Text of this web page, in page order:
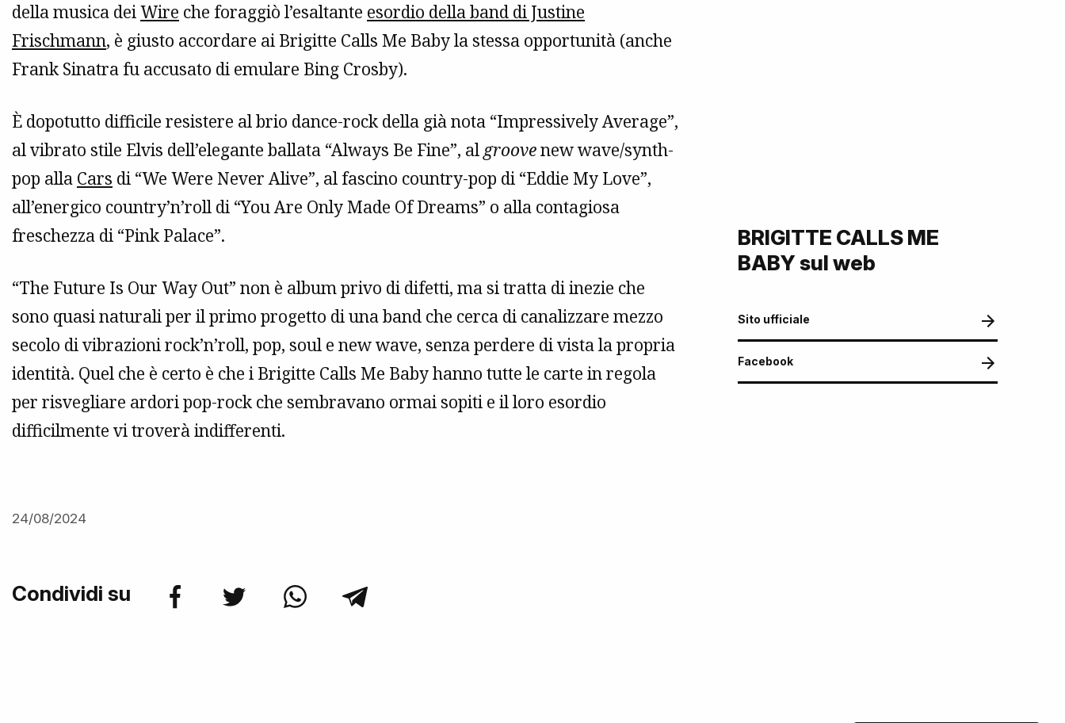
della musica deiWire che foraggiò l’esaltante esordio della band di Justine
Frischmann, è giusto accordare ai Brigitte Calls Me Baby la stessa opportunità (anche
Frank Sinatra fu accusato di emulare Bing Crosby).
È dopotutto difficile resistere al brio dance-rock della già nota “Impressively Average”,
al vibrato stile Elvis dell’elegante ballata “Always Be Fine”, algroovenew wave/synth-
pop alla Cars di “We Were Never Alive”, al fascino country-pop di “Eddie My Love”,
all’energico country’n’roll di “You Are Only Made Of Dreams” o alla contagiosa
freschezza di “Pink Palace”.
“The Future Is Our Way Out” non è album privo di difetti, ma si tratta di inezie che
sono quasi naturali per il primo progetto di una band che cerca di canalizzare mezzo
secolo di vibrazioni rock’n’roll, pop, soul e new wave, senza perdere di vista la propria
identità. Quel che è certo è che i Brigitte Calls Me Baby hanno tutte le carte in regola
per risvegliare ardori pop-rock che sembravano ormai sopiti e il loro esordio
difficilmente vi troverà indifferenti.
24/08/2024
Condividi su
BRIGITTE CALLS ME
BABY sul web
Sito ufficiale
Facebook